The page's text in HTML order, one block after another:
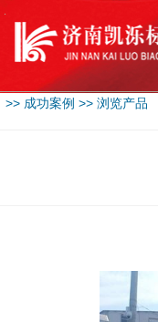
>> 成功案例 >> 浏览产品